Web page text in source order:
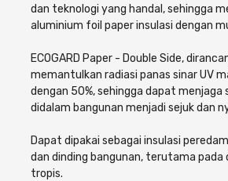
Cat dan Kimia
Saniter
dan teknologi yang handal, sehingga
aluminium foil paper insulasi dengan
ECOGARD Paper - Double Side,
memantulkan radiasi panas sinar UV
dengan 50%, sehingga dapat menjaga
didalam bangunan menjadi sejuk dan
Dapat dipakai sebagai insulasi
dan dinding bangunan, terutama pada
tropis.